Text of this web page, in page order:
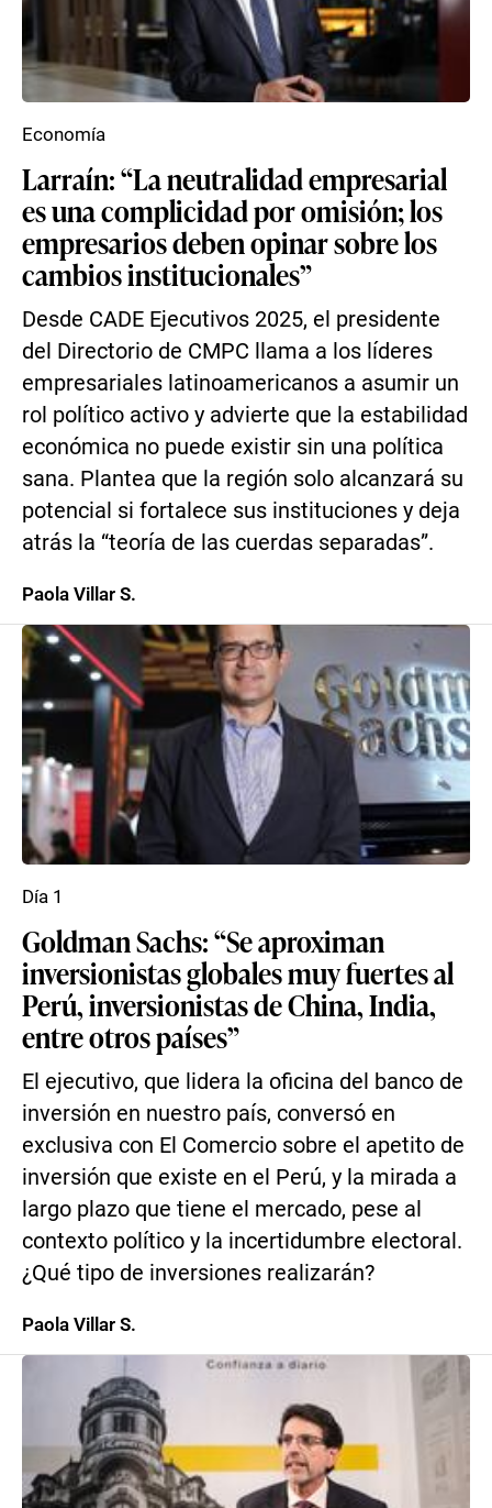
Larraín: “La neutralidad empresarial
es una complicidad por omisión; los
empresarios deben opinar sobre los
cambios institucionales”
Desde CADE Ejecutivos 2025, el presidente
del Directorio de CMPC llama a los líderes
empresariales latinoamericanos a asumir un
rol político activo y advierte que la estabilidad
económica no puede existir sin una política
sana. Plantea que la región solo alcanzará su
potencial si fortalece sus instituciones y deja
atrás la “teoría de las cuerdas separadas”.
Economía
Paola Villar S.
Goldman Sachs: “Se aproximan
inversionistas globales muy fuertes al
Perú, inversionistas de China, India,
entre otros países”
El ejecutivo, que lidera la oficina del banco de
inversión en nuestro país, conversó en
exclusiva con El Comercio sobre el apetito de
inversión que existe en el Perú, y la mirada a
largo plazo que tiene el mercado, pese al
contexto político y la incertidumbre electoral.
¿Qué tipo de inversiones realizarán?
Día 1
Paola Villar S.